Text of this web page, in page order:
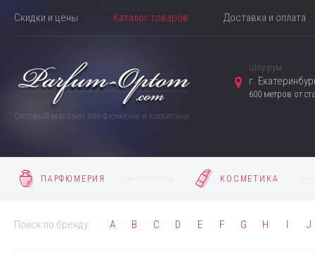
Скидки и цены Каталог товаров Доставка и оплата
Оптовый магазин парфюмерии и косметики
Шоу-рум:
г.
600 метров от
ПАРФЮМЕРИЯ КОСМЕТИКА
Поиск по бренду: A B C D E F G H I J